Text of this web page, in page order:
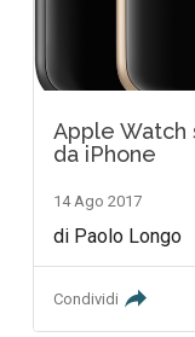
Apple Watch
da iPhone
14 Ago 2017
di Paolo Longo
Condividi